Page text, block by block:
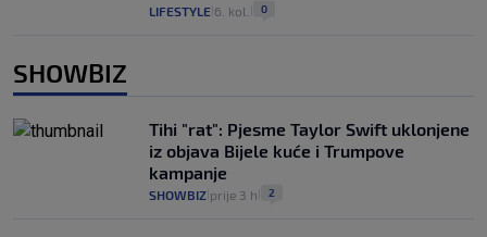
LIFESTYLE 6. kol. 0
SHOWBIZ
Tihi "rat": Pjesme Taylor Swift uklonjene
iz objava Bijele kuće i Trumpove
kampanje
SHOWBIZ prije 3 h 2